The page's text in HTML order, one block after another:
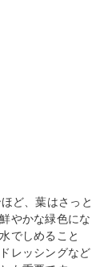
ど、葉はさっと
やかな緑色にな
でしめること
レッシングなど